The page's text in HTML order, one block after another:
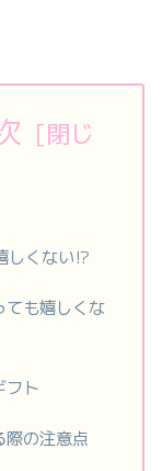
しくない⁉
ても嬉しくな
フト
際の注意点